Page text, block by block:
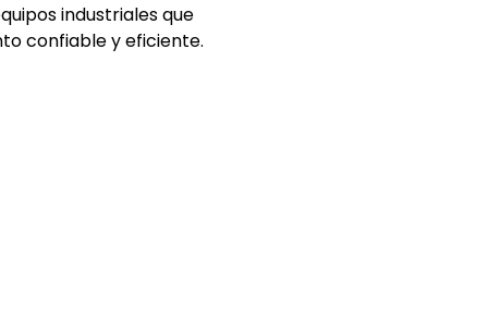
industriales que
confiable y eficiente.